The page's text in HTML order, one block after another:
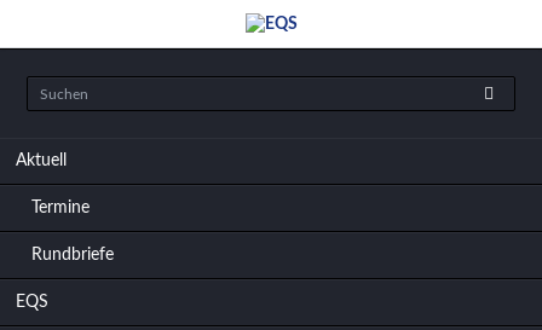
Navigation
Aktuell
Termine
Rundbriefe
EQS